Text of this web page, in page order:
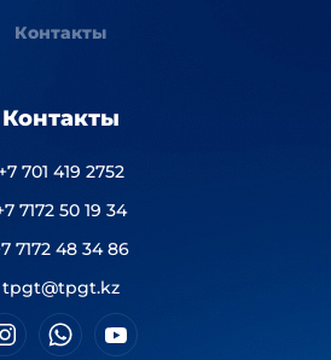
Контакты
Контакты
+7 701 419 2752
7172 50 19 34
7172 48 34 86
tpgt@tpgt.kz